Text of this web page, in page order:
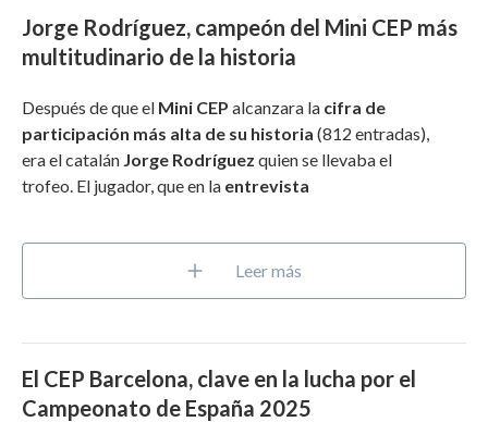
Jorge Rodríguez, campeón del Mini CEP más
multitudinario de la historia
Después de que el Mini CEP alcanzara la cifra de
participación más alta de su historia (812 entradas)
era el catalán Jorge Rodríguez quien se llevaba el
trofeo. El jugador, que en la entrevista
Leer más
El CEP Barcelona, clave en la lucha por el
Campeonato de España 2025